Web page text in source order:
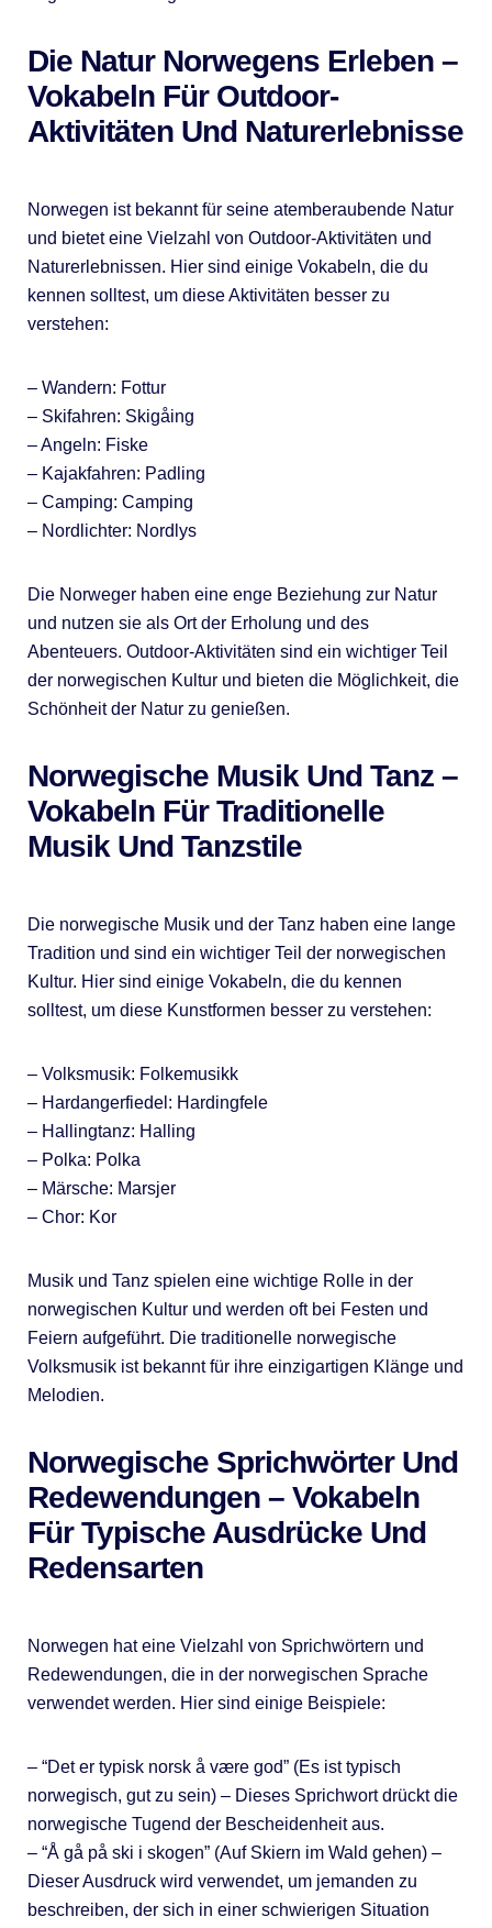
Die Natur Norwegens Erleben –
Vokabeln Für Outdoor-
Aktivitäten Und Naturerlebnisse
Norwegen ist bekannt für seine atemberaubende Natur
und bietet eine Vielzahl von Outdoor-Aktivitäten und
Naturerlebnissen. Hier sind einige Vokabeln, die du
kennen solltest, um diese Aktivitäten besser zu
verstehen:
– Wandern: Fottur
– Skifahren: Skigåing
– Angeln: Fiske
– Kajakfahren: Padling
– Camping: Camping
– Nordlichter: Nordlys
Die Norweger haben eine enge Beziehung zur Natur
und nutzen sie als Ort der Erholung und des
Abenteuers. Outdoor-Aktivitäten sind ein wichtiger Teil
der norwegischen Kultur und bieten die Möglichkeit, die
Schönheit der Natur zu genießen.
Norwegische Musik Und Tanz –
Vokabeln Für Traditionelle
Musik Und Tanzstile
Die norwegische Musik und der Tanz haben eine lange
Tradition und sind ein wichtiger Teil der norwegischen
Kultur. Hier sind einige Vokabeln, die du kennen
solltest, um diese Kunstformen besser zu verstehen:
– Volksmusik: Folkemusikk
– Hardangerfiedel: Hardingfele
– Hallingtanz: Halling
– Polka: Polka
– Märsche: Marsjer
– Chor: Kor
Musik und Tanz spielen eine wichtige Rolle in der
norwegischen Kultur und werden oft bei Festen und
Feiern aufgeführt. Die traditionelle norwegische
Volksmusik ist bekannt für ihre einzigartigen Klänge und
Melodien.
Norwegische Sprichwörter Und
Redewendungen – Vokabeln
Für Typische Ausdrücke Und
Redensarten
Norwegen hat eine Vielzahl von Sprichwörtern und
Redewendungen, die in der norwegischen Sprache
verwendet werden. Hier sind einige Beispiele:
– “Det er typisk norsk å være god” (Es ist typisch
norwegisch, gut zu sein) – Dieses Sprichwort drückt die
norwegische Tugend der Bescheidenheit aus.
– “Å gå på ski i skogen” (Auf Skiern im Wald gehen) –
Dieser Ausdruck wird verwendet, um jemanden zu
beschreiben, der sich in einer schwierigen Situation